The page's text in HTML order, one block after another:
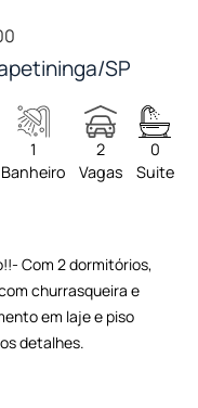
SP
1
Banheiro
2
Vagas
0
Suite
Com 2 dormitórios,
churrasqueira e
em laje e piso
detalhes.